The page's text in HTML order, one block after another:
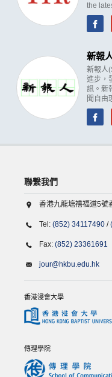
the
新報
新報人
進步，
訊。新
聞自由
聯繫我們
香港九龍塘禧福道5號
Tel: (852) 34117490 /
Fax: (852) 23361691
jour@hkbu.edu.hk
香港浸會大學
傳理學院